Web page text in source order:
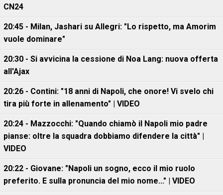
CN24
20:45 - Milan, Jashari su Allegri: "Lo rispetto, ma Amorim
vuole dominare"
20:30 - Si avvicina la cessione di Noa Lang: nuova offerta
all'Ajax
20:26 - Contini: "18 anni di Napoli, che onore! Vi svelo chi
tira più forte in allenamento" | VIDEO
20:24 - Mazzocchi: "Quando chiamò il Napoli mio padre
pianse: oltre la squadra dobbiamo difendere la città" |
VIDEO
20:22 - Giovane: "Napoli un sogno, ecco il mio ruolo
preferito. E sulla pronuncia del mio nome..." | VIDEO